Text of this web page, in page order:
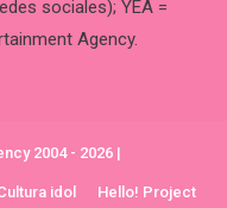
sociales); YEA =
Agency.
2004 - 2026 |
idol Hello! Project